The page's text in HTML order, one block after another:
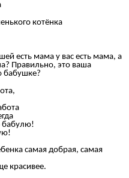
котёнка
есть мама у вас есть мама, а
Правильно, это ваша
бабушке?
самая добрая, самая
красивее.